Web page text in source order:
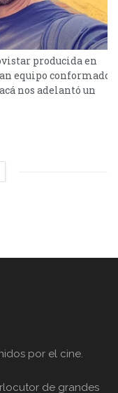
producida en
equipo conformado
nos adelantó un
Capital’ es una
creada por
por el cine.
de grandes